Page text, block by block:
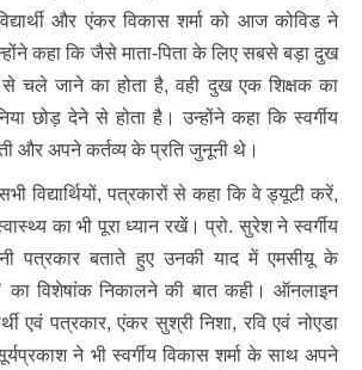
और एंकर विकास शर्मा को आज कोविड ने
कहा कि जैसे माता-पिता के लिए सबसे बड़ा दुख
चले जाने का होता है, वही दुख एक शिक्षक का
छोड़ देने से होता है। उन्होंने कहा कि स्वर्गीय
और अपने कर्तव्य के प्रति जुनूनी थे।
विद्यार्थियों, पत्रकारों से कहा कि वे ड्यूटी करें,
का भी पूरा ध्यान रखें। प्रो. सुरेश ने स्वर्गीय
पत्रकार बताते हुए उनकी याद में एमसीयू के
का विशेषांक निकालने की बात कही। ऑनलाइन
एवं पत्रकार, एंकर सुश्री निशा, रवि एवं नोएडा
ने भी स्वर्गीय विकास शर्मा के साथ अपने